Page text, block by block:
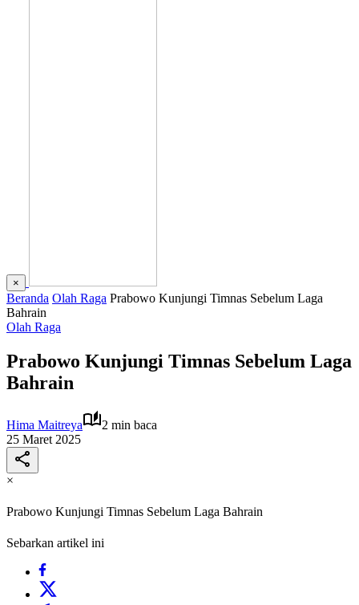
×
Beranda Olah Raga Prabowo Kunjungi Timnas Sebelum Laga
Bahrain
Olah Raga
Prabowo Kunjungi Timnas Sebelum Laga
Bahrain
Hima Maitreya
2 min baca
25 Maret 2025
×
Prabowo Kunjungi Timnas Sebelum Laga Bahrain
Sebarkan artikel ini